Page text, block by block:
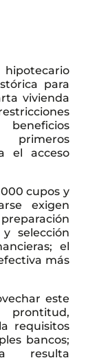
para
vivienda
primeros
el acceso
cupos y
exigen
selección
el
más
este
prontitud,
requisitos
bancos;
resulta